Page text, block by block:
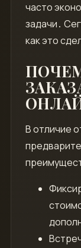
часто
задачи․
как это
В отличие